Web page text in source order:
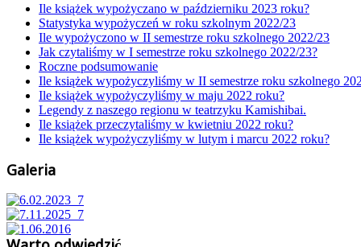
Ile książek wypożyczano w październiku 2023 roku?
Statystyka wypożyczeń w roku szkolnym 2022/23
Ile wypożyczono w II semestrze roku szkolnego 2022/23
Jak czytaliśmy w I semestrze roku szkolnego 2022/23?
Roczne podsumowanie
Ile książek wypożyczyliśmy w II semestrze roku szkolnego
Ile książek wypożyczyliśmy w maju 2022 roku?
Legendy z naszego regionu w teatrzyku Kamishibai.
Ile książek przeczytaliśmy w kwietniu 2022 roku?
Ile książek wypożyczyliśmy w lutym i marcu 2022 roku?
Galeria